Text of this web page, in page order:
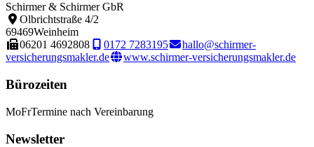
Schirmer & Schirmer GbR
Olbrichtstraße 4/2
69469Weinheim
06201 4692808
0172 7283195
hallo@schirmer-
versicherungsmakler.de
www.schirmer-versicherungsmakler.de
Bürozeiten
MoFrTermine nach Vereinbarung
Newsletter